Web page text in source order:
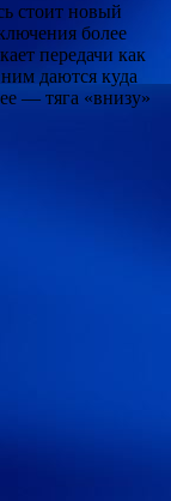
стоит новый
более
передачи как
даются куда
— тяга «внизу»